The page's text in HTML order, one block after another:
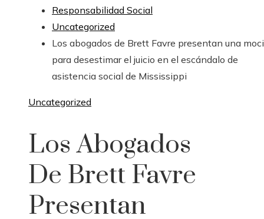
Responsabilidad Social
Uncategorized
Los abogados de Brett Favre presentan una
para desestimar el juicio en el escándalo de
asistencia social de Mississippi
Uncategorized
Los Abogados
De Brett Favre
Presentan